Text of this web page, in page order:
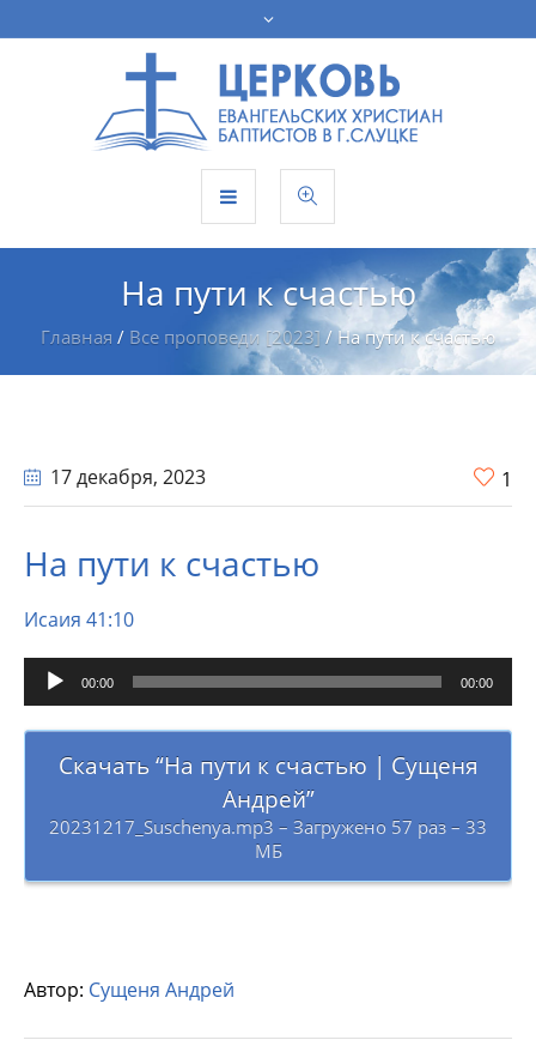
На пути к счастью
Главная / Все проповеди [2023] /На пути к счастью
17 декабря, 2023 1
На пути к счастью
Исаия 41:10
Аудиоплеер
00:00 00:00
Скачать “На пути к счастью | Сущеня
Андрей”
20231217_Suschenya.mp3 – Загружено 57 раз – 33
МБ
Автор: Сущеня Андрей